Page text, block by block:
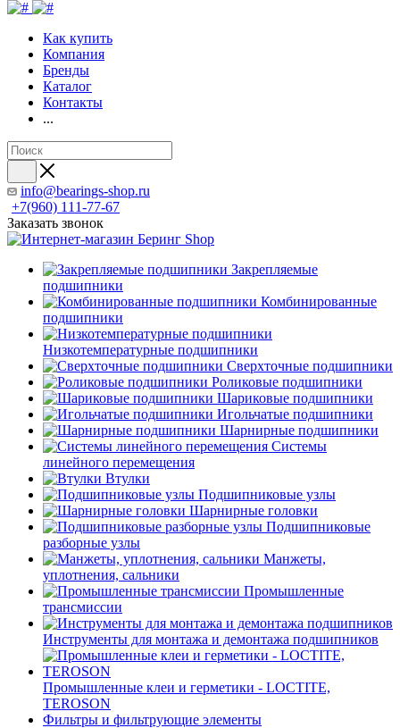
Как купить
Компания
Бренды
Каталог
Контакты
...
info@bearings-shop.ru
+7(960) 111-77-67
Заказать звонок
Закрепляемые
подшипники
Комбинированные
подшипники
Низкотемпературные подшипники
Сверхточные подшипники
Роликовые подшипники
Шариковые подшипники
Игольчатые подшипники
Шарнирные подшипники
Системы
линейного перемещения
Втулки
Подшипниковые узлы
Шарнирные головки
Подшипниковые
разборные узлы
Манжеты,
уплотнения, сальники
Промышленные
трансмиссии
Инструменты для монтажа и демонтажа подшипников
Промышленные клеи и герметики - LOCTITE,
TEROSON
Фильтры и фильтрующие элементы